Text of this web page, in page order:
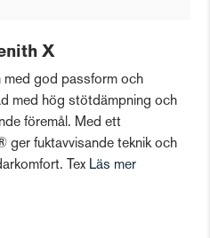
X
med god passform och
med hög stötdämpning och
föremål. Med ett
fuktavvisande teknik och
Tex Läs mer